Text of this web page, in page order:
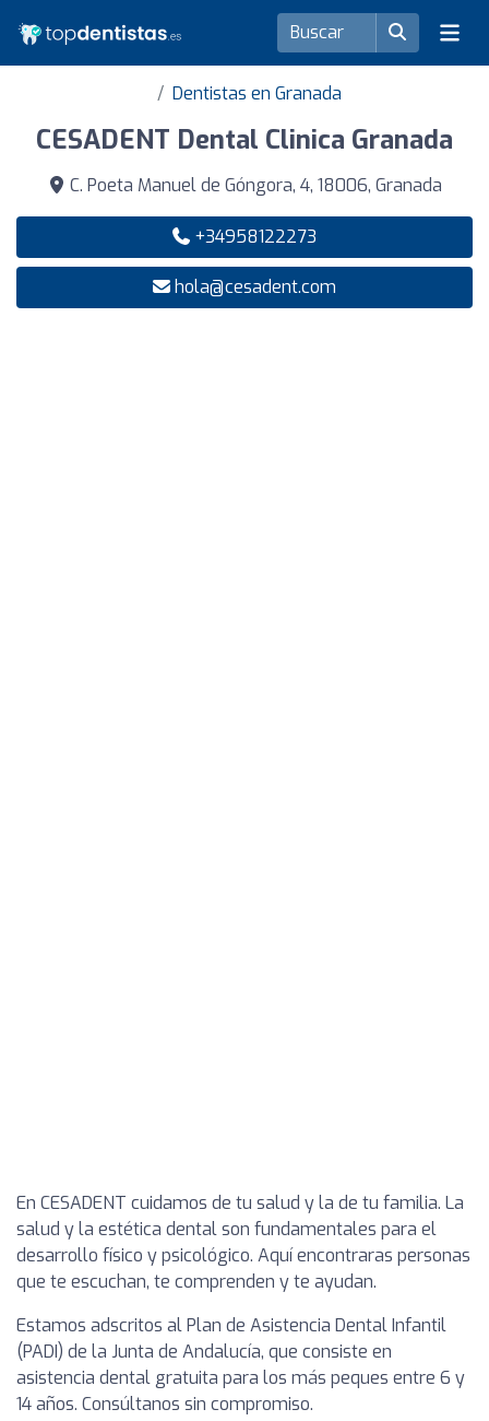
Dentistas en Granada
CESADENT Dental Clinica Granada
C. Poeta Manuel de Góngora, 4, 18006, Granada
+34958122273
hola@cesadent.com
En CESADENT cuidamos de tu salud y la de tu familia. La
salud y la estética dental son fundamentales para el
desarrollo físico y psicológico. Aquí encontraras personas
que te escuchan, te comprenden y te ayudan.
Estamos adscritos al Plan de Asistencia Dental Infantil
(PADI) de la Junta de Andalucía, que consiste en
asistencia dental gratuita para los más peques entre 6 y
14 años. Consúltanos sin compromiso.